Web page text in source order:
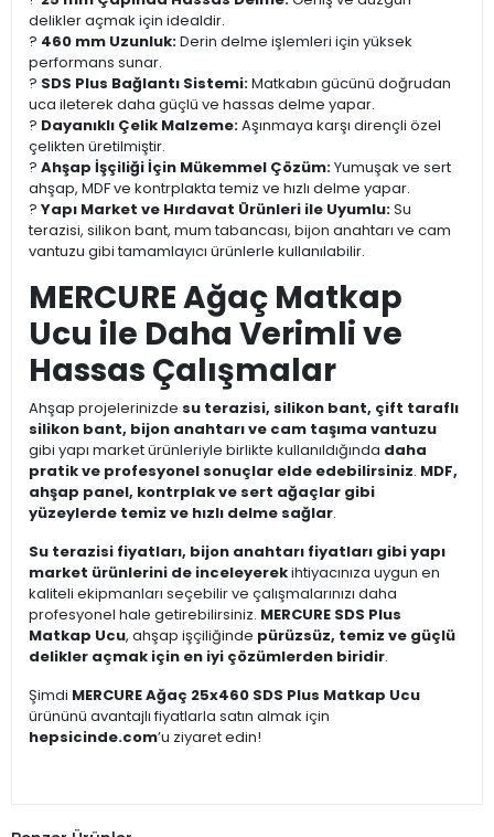
delikler açmak için idealdir.
? 460 mm Uzunluk:Derin delme işlemleri için yüksek
performans sunar.
? SDS Plus Bağlantı Sistemi:Matkabın gücünü doğrudan
uca ileterek daha güçlü ve hassas delme yapar.
? Dayanıklı Çelik Malzeme:Aşınmaya karşı dirençli özel
çelikten üretilmiştir.
? Ahşap İşçiliği İçin Mükemmel Çözüm:Yumuşak ve sert
ahşap, MDF ve kontrplakta temiz ve hızlı delme yapar.
? Yapı Market ve Hırdavat Ürünleri ile Uyumlu:Su
terazisi, silikon bant, mum tabancası, bijon anahtarı ve cam
vantuzu gibi tamamlayıcı ürünlerle kullanılabilir.
MERCURE Ağaç Matkap
Ucu ile Daha Verimli ve
Hassas Çalışmalar
Ahşap projelerinizde su terazisi, silikon bant, çift taraflı
silikon bant, bijon anahtarı ve cam taşıma vantuzu
gibi yapı market ürünleriyle birlikte kullanıldığında daha
pratik ve profesyonel sonuçlar elde edebilirsiniz. MDF,
ahşap panel, kontrplak ve sert ağaçlar gibi
yüzeylerde temiz ve hızlı delme sağlar.
Su terazisi fiyatları, bijon anahtarı fiyatları gibi yapı
market ürünlerini de inceleyerekihtiyacınıza uygun en
kaliteli ekipmanları seçebilir ve çalışmalarınızı daha
profesyonel hale getirebilirsiniz. MERCURE SDS Plus
Matkap Ucu, ahşap işçiliğinde pürüzsüz, temiz ve güçlü
delikler açmak için en iyi çözümlerden biridir.
Şimdi MERCURE Ağaç 25x460 SDS Plus Matkap Ucu
ürününü avantajlı fiyatlarla satın almak için
hepsicinde.com’u ziyaret edin!